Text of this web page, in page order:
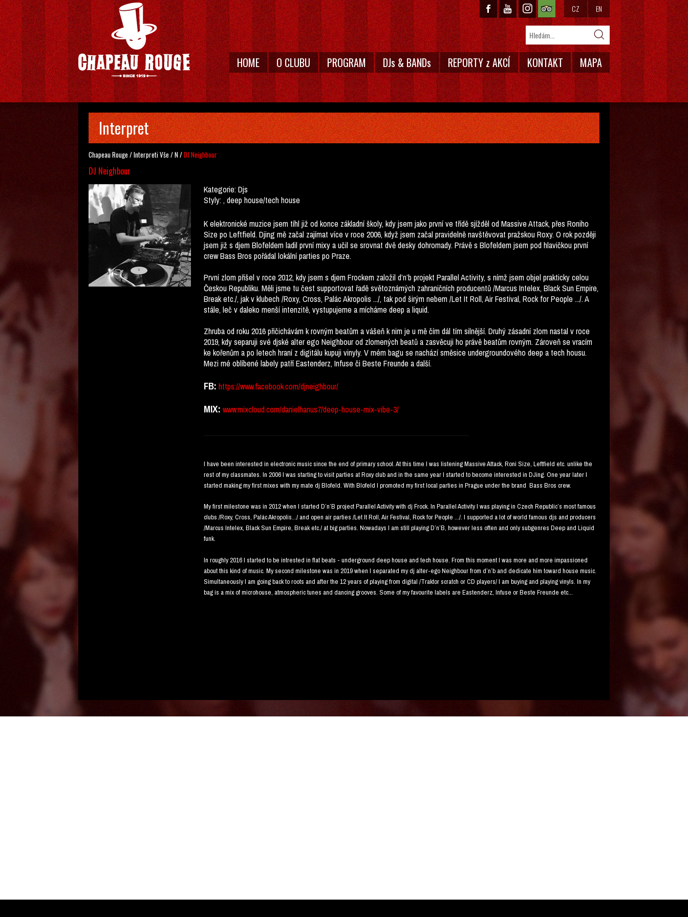
HOME O CLUBU PROGRAM DJs & BANDs REPORTY z AKCÍ KONTAKT MAPA
CZ EN
Interpret
Chapeau Rouge /InterpretiVše /N/DJ Neighbour
DJ Neighbour
Kategorie:Djs
Styly:, deep house/tech house
K elektronické muzice jsem tíhl již od konce základní školy, kdy jsem jako první ve třídě sjížděl od Massive Attack, přes Roniho
Size po Leftfield. Djing mě začal zajímat více v roce 2006, když jsem začal pravidelně navštěvovat pražskou Roxy. O rok později
jsem již s djem Blofeldem ladil první mixy a učil se srovnat dvě desky dohromady. Právě s Blofeldem jsem pod hlavičkou první
crew Bass Bros pořádal lokální parties po Praze.
První zlom přišel v roce 2012, kdy jsem s djem Frockem založil d’n’b projekt Parallel Activity, s nímž jsem objel prakticky celou
Českou Republiku. Měli jsme tu čest supportovat řadě světoznámých zahraničních producentů /Marcus Intelex, Black Sun Empire,
Break etc./, jak v klubech /Roxy, Cross, Palác Akropolis .../, tak pod širým nebem /Let It Roll, Air Festival, Rock for People .../. A
stále, leč v daleko menší intenzitě, vystupujeme a mícháme deep a liquid.
Zhruba od roku 2016 přičichávám k rovným beatům a vášeň k nim je u mě čím dál tím silnější. Druhý zásadní zlom nastal v roce
2019, kdy separuji své djské alter ego Neighbour od zlomených beatů a zasvěcuji ho právě beatům rovným. Zároveň se vracím
ke kořenům a po letech hraní z digitálu kupuji vinyly. V mém bagu se nachází směsice undergroundového deep a tech housu.
Mezi mé oblíbené labely patří Eastenderz, Infuse či Beste Freunde a další.
FB: https://www.facebook.com/djneighbour/
MIX: www.mixcloud.com/danielhanus7/deep-house-mix-vibe-3/
I have been interested in electronic music since the end of primary school. At this time I was listening Massive Attack, Roni Size, Leftfield etc. unlike the
rest of my classmates. In 2006 I was starting to visit parties at Roxy club and in the same year I started to become interested in DJing. One year later I
started making my first mixes with my mate dj Blofeld. With Blofeld I promoted my first local parties in Prague under the brand Bass Bros crew.
My first milestone was in 2012 when I started D’n’B project Parallel Activity with dj Frock. In Parallel Activity I was playing in Czech Republic’s most famous
clubs /Roxy, Cross, Palác Akropolis.../ and open air parties /Let It Roll, Air Festival, Rock for People .../. I supported a lot of world famous djs and producers
/Marcus Intelex, Black Sun Empire, Break etc./ at big parties. Nowadays I am still playing D’n’B, however less often and only subgenres Deep and Liquid
funk.
In roughly 2016 I started to be intrested in flat beats - underground deep house and tech house. From this moment I was more and more impassioned
about this kind of music. My second milestone was in 2019 when I separated my dj alter-ego Neighbour from d’n’b and dedicate him toward house music.
Simultaneously I am going back to roots and after the 12 years of playing from digital /Traktor scratch or CD players/ I am buying and playing vinyls. In my
bag is a mix of microhouse, atmospheric tunes and dancing grooves. Some of my favourite labels are Eastenderz, Infuse or Beste Freunde etc...